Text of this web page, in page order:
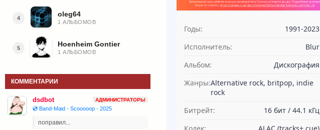
Годы:
1991-2023
Исполнитель:
Blur
Альбом:
Дискография
Жанры:Alternative rock, britpop, indie
rock
Битрейт:
16 бит / 44.1 кГц
4 oleg64
1 АЛЬБОМОВ
5 Hoenheim Gontier
1 АЛЬБОМОВ
КОММЕНТАРИИ
dsdbot АДМИНИСТРАТОРЫ
💿 Band-Maid - Scooooop - 2025
поправил...